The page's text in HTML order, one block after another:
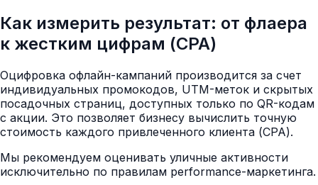
Как измерить результат: от флаера
к жестким цифрам (CPA)
Оцифровка офлайн-кампаний производится за счет
индивидуальных промокодов, UTM-меток и скрытых
посадочных страниц, доступных только по QR-кодам
с акции. Это позволяет бизнесу вычислить точную
стоимость каждого привлеченного клиента (CPA).
Мы рекомендуем оценивать уличные активности
исключительно по правилам performance-маркетинга.